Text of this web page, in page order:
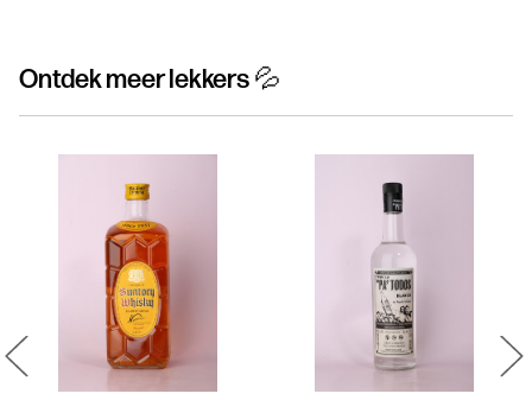
Ontdek meer lekkers 💦